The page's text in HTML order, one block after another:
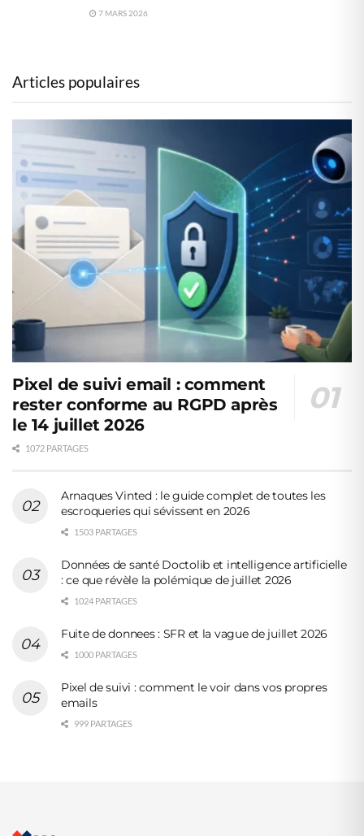
7 MARS 2026
Articles populaires
Pixel de suivi email : comment
rester conforme au RGPD après
le 14 juillet 2026
1072 PARTAGES
Arnaques Vinted : le guide complet de toutes les
escroqueries qui sévissent en 2026
1503 PARTAGES
Données de santé Doctolib et intelligence artificielle
: ce que révèle la polémique de juillet 2026
1024 PARTAGES
Fuite de donnees : SFR et la vague de juillet 2026
1000 PARTAGES
Pixel de suivi : comment le voir dans vos propres
emails
999 PARTAGES